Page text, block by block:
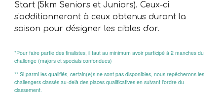
Start (5km Seniors et Juniors). Ceux-ci
s'additionneront à ceux obtenus durant la
saison pour désigner les cibles d'or.
*Pour faire partie des finalistes, il faut au minimum avoir participé à 2 manches du
challenge (majors et specials confondues)
** Si parmi les qualifiés, certain(e)s ne sont pas disponibles, nous repêcherons les
challengers classés au-delà des places qualificatives en suivant l'ordre du
classement.